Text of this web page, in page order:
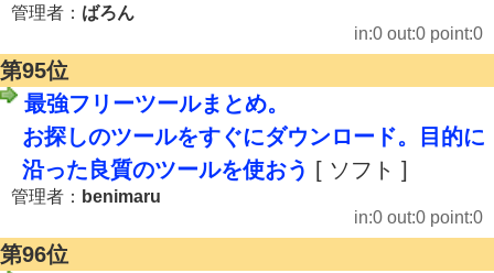
管理者： ばろん
in:0 out:0 point:0
第95位
最強フリーツールまとめ。
お探しのツールをすぐにダウンロード。目的に
沿った良質のツールを使おう [ ソフト ]
管理者： benimaru
in:0 out:0 point:0
第96位